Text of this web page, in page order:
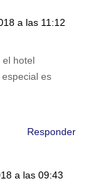
a las 11:12
el hotel
es
Responder
a las 09:43